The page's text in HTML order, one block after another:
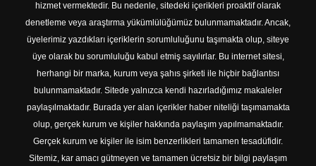
hizmet vermektedir. Bu nedenle, sitedeki içerikleri proaktif olarak
denetleme veya araştırma yükümlülüğümüz bulunmamaktadır. Ancak,
üyelerimiz yazdıkları içeriklerin sorumluluğunu taşımakta olup, siteye
üye olarak bu sorumluluğu kabul etmiş sayılırlar. Bu internet sitesi,
herhangi bir marka, kurum veya şahıs şirketi ile hiçbir bağlantısı
bulunmamaktadır. Sitede yalnızca kendi hazırladığımız makaleler
paylaşılmaktadır. Burada yer alan içerikler haber niteliği taşımamakta
olup, gerçek kurum ve kişiler hakkında paylaşım yapılmamaktadır.
Gerçek kurum ve kişiler ile isim benzerlikleri tamamen tesadüfidir.
Sitemiz, kar amacı gütmeyen ve tamamen ücretsiz bir bilgi paylaşım